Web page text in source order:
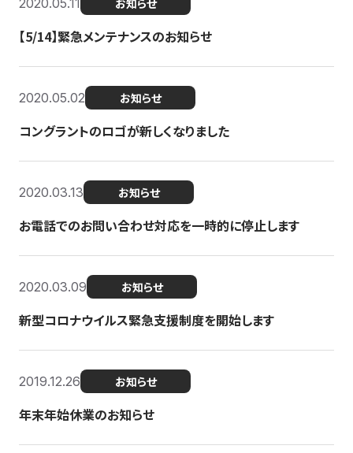
2020.05.11 お知らせ
【5/14】緊急メンテナンスのお知らせ
2020.05.02 お知らせ
コングラントのロゴが新しくなりました
2020.03.13 お知らせ
お電話でのお問い合わせ対応を一時的に停止します
2020.03.09 お知らせ
新型コロナウイルス緊急支援制度を開始します
2019.12.26 お知らせ
年末年始休業のお知らせ